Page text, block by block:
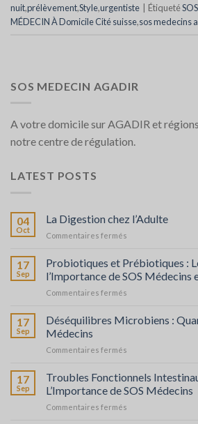
nuit,prélèvement,Style,urgentiste Étiqueté
MÉDECIN À Domicile Cité suisse,sos medecins
SOS MEDECIN AGADIR
A votre domicile sur AGADIR et
notre centre de régulation.
LATEST POSTS
04
Oct
La Digestion chez l’Adulte
Commentaires fermés
Digestion
chez
l’Adulte
17
Sep
Probiotiques et Prébiotiques :
l’Importance de SOS Médecins
Commentaires fermés
et
Prébiotiques
et
l’Importance
17
Sep
Déséquilibres Microbiens :
Médecins
Commentaires fermés
Microbiens
:
Quand
17
Sep
Troubles Fonctionnels
L’Importance de SOS Médecins
Commentaires fermés